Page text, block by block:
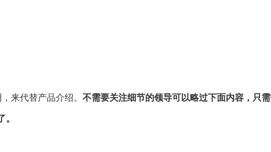
来代替产品介绍。 不需要关注细节的领导可以略过下面内容，只需